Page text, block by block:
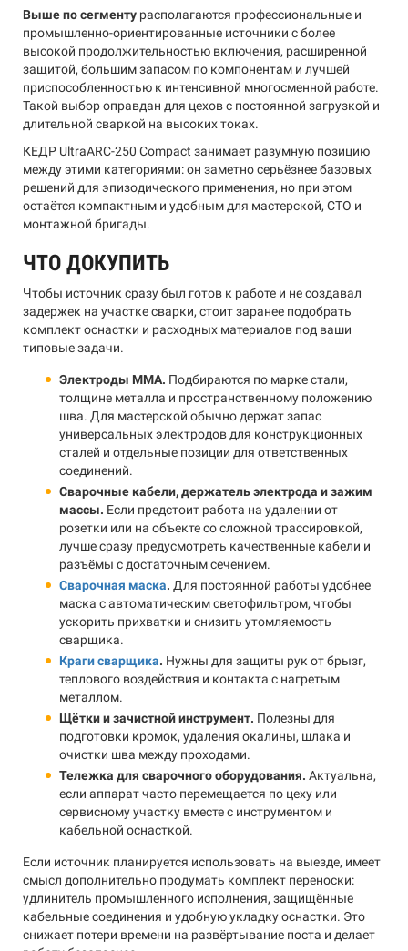
Выше по сегменту располагаются профессиональные и
промышленно-ориентированные источники с более
высокой продолжительностью включения, расширенной
защитой, большим запасом по компонентам и лучшей
приспособленностью к интенсивной многосменной работе.
Такой выбор оправдан для цехов с постоянной загрузкой и
длительной сваркой на высоких токах.
КЕДР UltraARC-250 Compact занимает разумную позицию
между этими категориями: он заметно серьёзнее базовых
решений для эпизодического применения, но при этом
остаётся компактным и удобным для мастерской, СТО и
монтажной бригады.
ЧТО ДОКУПИТЬ
Чтобы источник сразу был готов к работе и не создавал
задержек на участке сварки, стоит заранее подобрать
комплект оснастки и расходных материалов под ваши
типовые задачи.
Электроды MMA. Подбираются по марке стали,
толщине металла и пространственному положению
шва. Для мастерской обычно держат запас
универсальных электродов для конструкционных
сталей и отдельные позиции для ответственных
соединений.
Сварочные кабели, держатель электрода и зажим
массы. Если предстоит работа на удалении от
розетки или на объекте со сложной трассировкой,
лучше сразу предусмотреть качественные кабели и
разъёмы с достаточным сечением.
Сварочная маска. Для постоянной работы удобнее
маска с автоматическим светофильтром, чтобы
ускорить прихватки и снизить утомляемость
сварщика.
Краги сварщика. Нужны для защиты рук от брызг,
теплового воздействия и контакта с нагретым
металлом.
Щётки и зачистной инструмент. Полезны для
подготовки кромок, удаления окалины, шлака и
очистки шва между проходами.
Тележка для сварочного оборудования. Актуальна,
если аппарат часто перемещается по цеху или
сервисному участку вместе с инструментом и
кабельной оснасткой.
Если источник планируется использовать на выезде, имеет
смысл дополнительно продумать комплект переноски:
удлинитель промышленного исполнения, защищённые
кабельные соединения и удобную укладку оснастки. Это
снижает потери времени на развёртывание поста и делает